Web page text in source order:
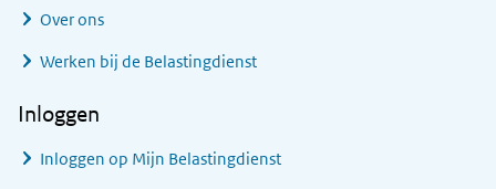
Over ons
Werken bij de Belastingdienst
Inloggen
Inloggen op Mijn Belastingdienst